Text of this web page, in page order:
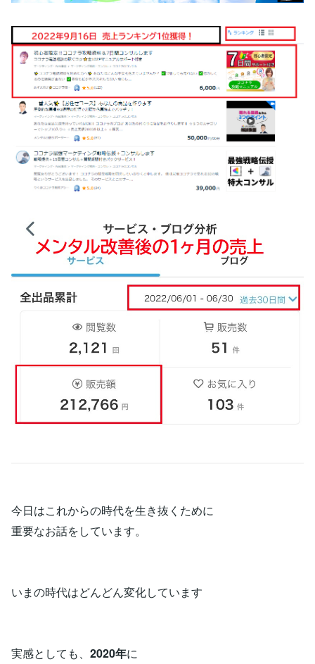
今日はこれからの時代を生き抜くために
重要なお話をしています。
いまの時代はどんどん変化しています
実感としても、 2020年に